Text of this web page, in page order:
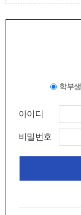
학부생
아이디
비밀번호